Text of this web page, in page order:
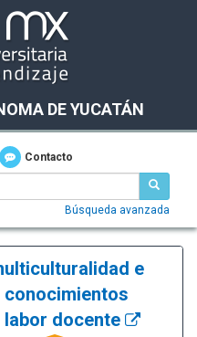
DE YUCATÁN
Contacto
Búsqueda avanzada
e
docente